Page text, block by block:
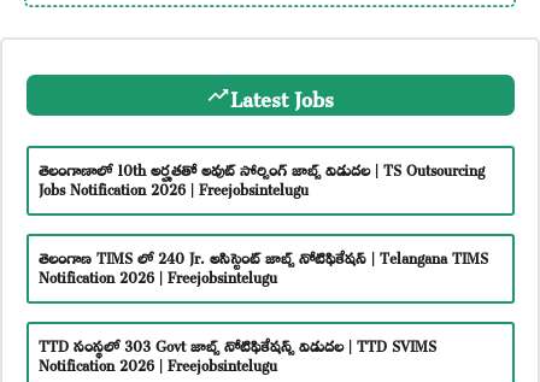
Latest Jobs
తెలంగాణాలో 10th అర్హతతో అవుట్ సోర్సింగ్ జాబ్స్ విడుదల | TS Outsourcing
Jobs Notification 2026 | Freejobsintelugu
తెలంగాణ TIMS లో 240 Jr. అసిస్టెంట్ జాబ్స్ నోటిఫికేషన్ | Telangana TIMS
Notification 2026 | Freejobsintelugu
TTD సంస్థలో 303 Govt జాబ్స్ నోటిఫికేషన్స్ విడుదల | TTD SVIMS
Notification 2026 | Freejobsintelugu